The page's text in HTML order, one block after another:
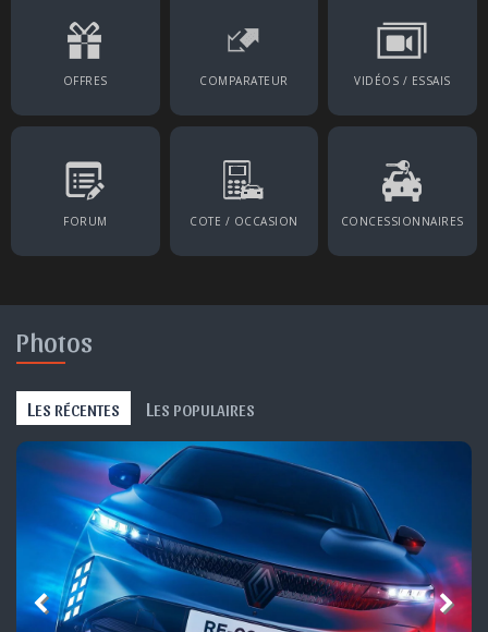
OFFRES COMPARATEUR VIDÉOS / ESSAIS
FORUM COTE / OCCASION CONCESSIONNAIRES
Photos
L ES RÉCENTES L ES POPULAIRES